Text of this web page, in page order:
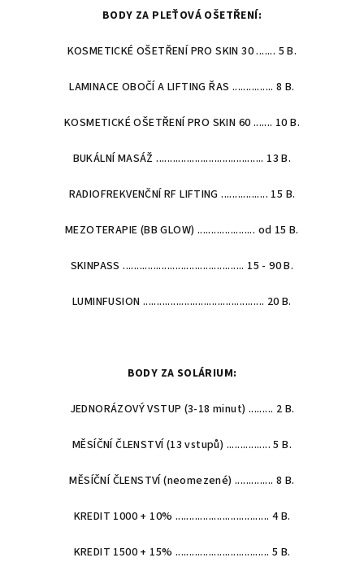
BODY ZA PLEŤOVÁ OŠETŘENÍ:
KOSMETICKÉ OŠETŘENÍ PRO SKIN 30 ....... 5 B.
LAMINACE OBOČÍ A LIFTING ŘAS ............... 8 B.
KOSMETICKÉ OŠETŘENÍ PRO SKIN 60 ....... 10 B.
BUKÁLNÍ MASÁŽ ....................................... 13 B.
RADIOFREKVENČNÍ RF LIFTING ................. 15 B.
MEZOTERAPIE (BB GLOW) ..................... od 15 B.
SKINPASS ............................................ 15 - 90 B.
LUMINFUSION ............................................ 20 B.
BODY ZA SOLÁRIUM:
JEDNORÁZOVÝ VSTUP (3-18 minut) ......... 2 B.
MĚSÍČNÍ ČLENSTVÍ (13 vstupů) ................ 5 B.
MĚSÍČNÍ ČLENSTVÍ (neomezené) .............. 8 B.
KREDIT 1000 + 10% .................................. 4 B.
KREDIT 1500 + 15% .................................. 5 B.